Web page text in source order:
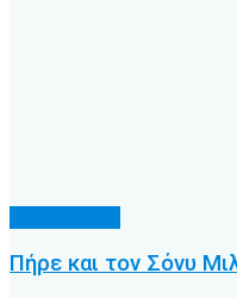
Πήρε και τον Σόνυ